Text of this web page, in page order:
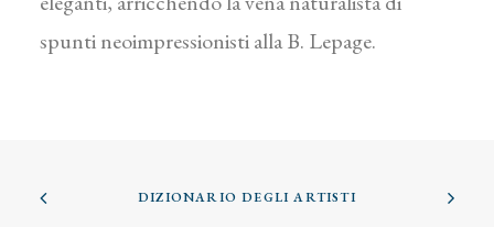
spunti neoimpressionisti alla B. Lepage.
DIZIONARIO DEGLI ARTISTI